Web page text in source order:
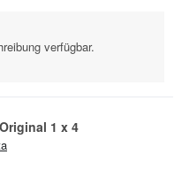
verfügbar.
1 x 4